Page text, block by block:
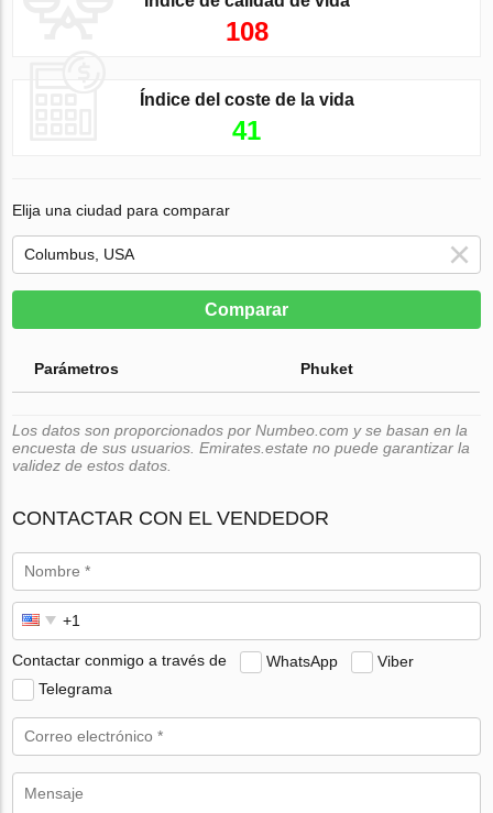
108
Índice del coste de la vida
41
Elija una ciudad para comparar
Comparar
Parámetros Phuket
Los datos son proporcionados por Numbeo.com y se basan en la
encuesta de sus usuarios. Emirates.estate no puede garantizar la
validez de estos datos.
CONTACTAR CON EL VENDEDOR
Contactar conmigo a través de WhatsApp
Viber
Telegrama